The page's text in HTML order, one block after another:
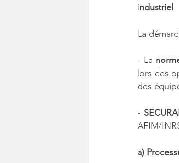
industriel
La
- La
lors des
des
-
AFIM/
a)